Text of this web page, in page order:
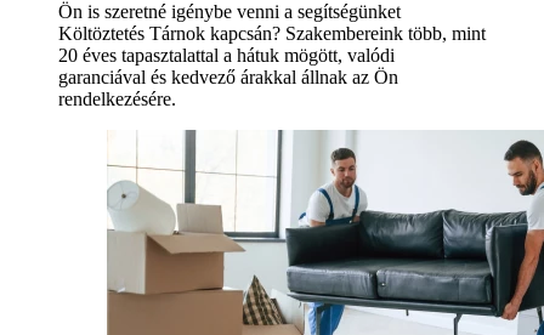
Ön is szeretné igénybe venni a segítségünket
Költöztetés Tárnok kapcsán? Szakembereink több, mint
20 éves tapasztalattal a hátuk mögött, valódi
garanciával és kedvező árakkal állnak az Ön
rendelkezésére.